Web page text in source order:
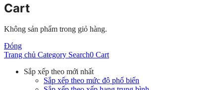
Cart
Không sản phẩm trong giỏ hàng.
Đóng
Trang chủ Category Search0 Cart
Sắp xếp theo mới nhất
Sắp xếp theo mức độ phổ biến